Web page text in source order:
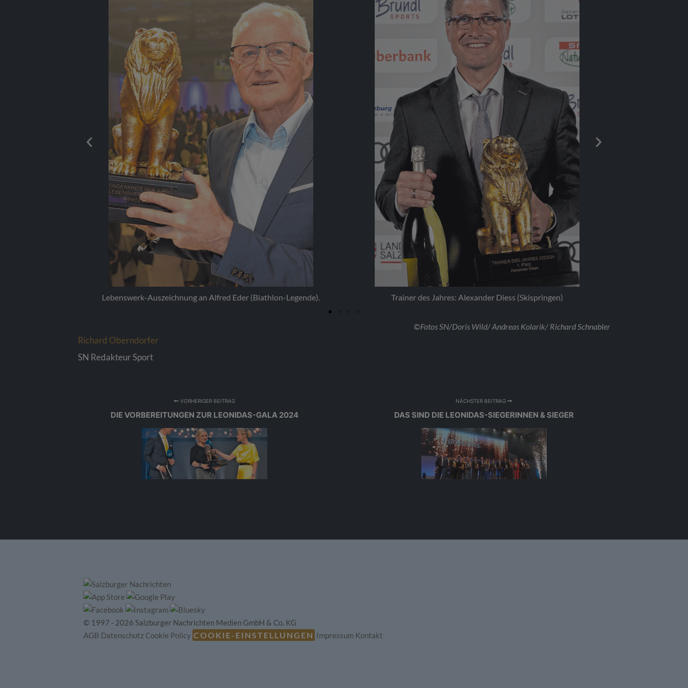
Eder (Biathlon-Legende). Trainer des Jahres: Alexander Diess (Skispringen) Rookie des Jahres: Dominik Hödlmoser (Radsport).
©Fotos SN/Doris Wild/ Andreas Kolarik/ Richard Schnabler
Richard Oberndorfer
SN Redakteur Sport
VORHERIGER BEITRAG
DIE VORBEREITUNGEN ZUR LEONIDAS-GALA 2024
NÄCHSTER BEITRAG
DAS SIND DIE LEONIDAS-SIEGERINNEN & SIEGER
© 1997 - 2026 Salzburger Nachrichten Medien GmbH & Co. KG
AGB Datenschutz Cookie Policy COOKIE-EINSTELLUNGEN Impressum Kontakt